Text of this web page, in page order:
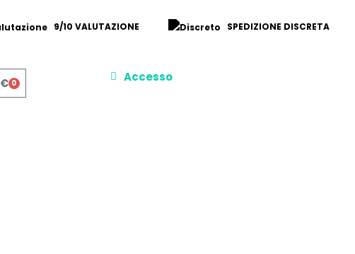
9/10 VALUTAZIONE SPEDIZIONE DISCRETA
€ 0
Carrello
Accesso